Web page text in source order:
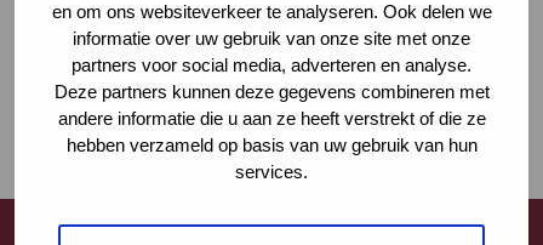
en om ons websiteverkeer te analyseren. Ook delen we
informatie over uw gebruik van onze site met onze
partners voor social media, adverteren en analyse.
Deze partners kunnen deze gegevens combineren met
andere informatie die u aan ze heeft verstrekt of die ze
hebben verzameld op basis van uw gebruik van hun
services.